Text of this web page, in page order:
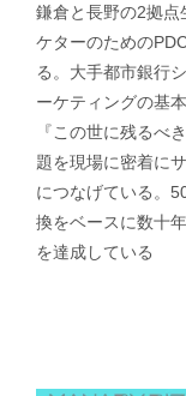
鎌倉と長野の2拠点
ケターのための
る。大手都市銀行
ーケティングの基
『この世に残るべ
題を現場に密着に
につなげている。
換をベースに数十
を達成している